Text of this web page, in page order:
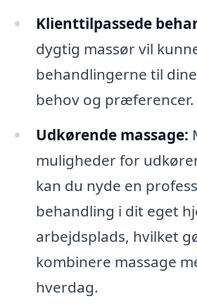
Klienttilpassede
dygtig massør vil
behandlingerne til
behov og præferencer.
Udkørende massage:
muligheder for
kan du nyde en
behandling i dit eget
arbejdsplads, hvilket
kombinere massage
hverdag.